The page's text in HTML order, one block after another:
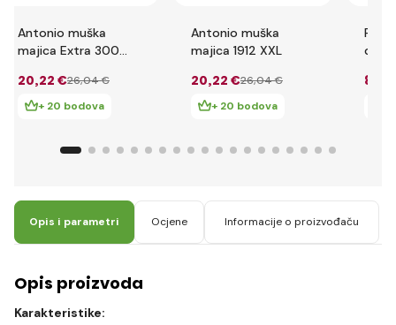
Antonio muška
majica Extra 300
20,22 €26,04 €
+ 20 bodova
Antonio muška
majica 1912 XXL
20,22 €26,04 €
+ 20 bodova
8
Opis i parametri Ocjene Informacije o proizvođaču
Opis proizvoda
Karakteristike: